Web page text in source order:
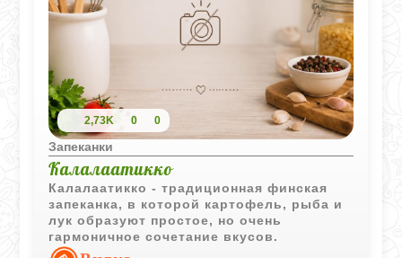
2,73K 0 0
Запеканки
Калалаатикко
Калалаатикко - традиционная финская
запеканка, в которой картофель, рыба и
лук образуют простое, но очень
гармоничное сочетание вкусов.